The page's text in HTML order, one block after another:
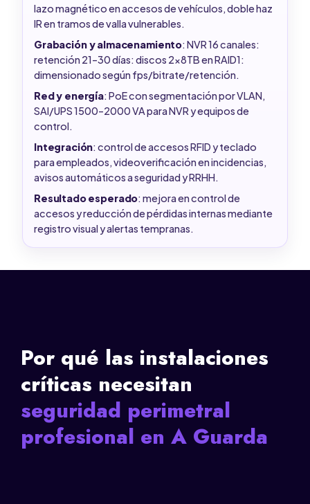
lazo magnético en accesos de vehículos, doble haz
IR en tramos de valla vulnerables.
Grabación y almacenamiento: NVR 16 canales:
retención 21–30 días: discos 2x8TB en RAID1:
dimensionado según fps/bitrate/retención.
Red y energía: PoE con segmentación por VLAN,
SAI/UPS 1500–2000 VA para NVR y equipos de
control.
Integración: control de accesos RFID y teclado
para empleados, videoverificación en incidencias,
avisos automáticos a seguridad y RRHH.
Resultado esperado: mejora en control de
accesos y reducción de pérdidas internas mediante
registro visual y alertas tempranas.
Por qué las instalaciones
críticas necesitan
seguridad perimetral
profesional en A Guarda